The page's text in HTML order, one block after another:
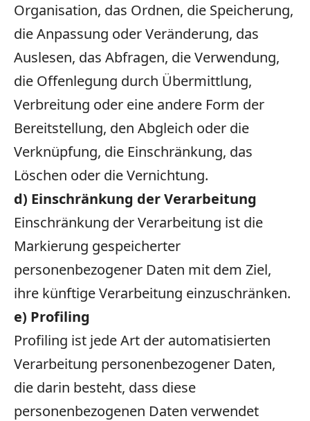
Organisation, das Ordnen, die Speicherung,
die Anpassung oder Veränderung, das
Auslesen, das Abfragen, die Verwendung,
die Offenlegung durch Übermittlung,
Verbreitung oder eine andere Form der
Bereitstellung, den Abgleich oder die
Verknüpfung, die Einschränkung, das
Löschen oder die Vernichtung.
d) Einschränkung der Verarbeitung
Einschränkung der Verarbeitung ist die
Markierung gespeicherter
personenbezogener Daten mit dem Ziel,
ihre künftige Verarbeitung einzuschränken.
e) Profiling
Profiling ist jede Art der automatisierten
Verarbeitung personenbezogener Daten,
die darin besteht, dass diese
personenbezogenen Daten verwendet